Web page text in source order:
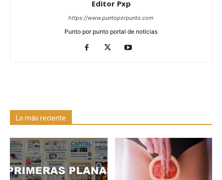
Editor Pxp
https://www.puntoporpunto.com
Punto por punto portal de noticias
Lo más reciente